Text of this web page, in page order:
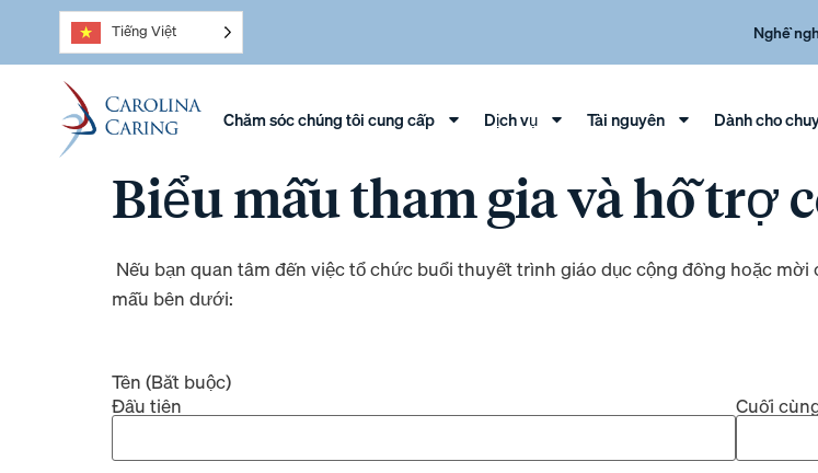
Tiếng Việt Nghề
Chăm sóc chúng tôi cung cấp Dịch vụ Tài nguyên Dành cho
Biểu mẫu tham gia và hỗ trợ
Nếu bạn quan tâm đến việc tổ chức buổi thuyết trình giáo dục cộng đồng hoặc
mẫu bên dưới:
Tên (Bắt buộc)
Đầu tiên
Cuối